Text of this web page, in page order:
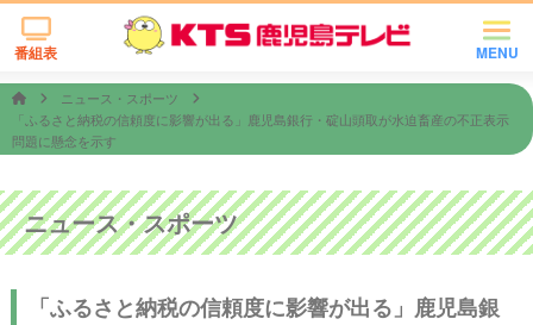
MENU
番組表
ニュース・スポーツ
「ふるさと納税の信頼度に影響が出る」鹿児島銀行・碇山頭取が水迫畜産の不正表示
問題に懸念を示す
ニュース・スポーツ
「ふるさと納税の信頼度に影響が出る」鹿児島銀